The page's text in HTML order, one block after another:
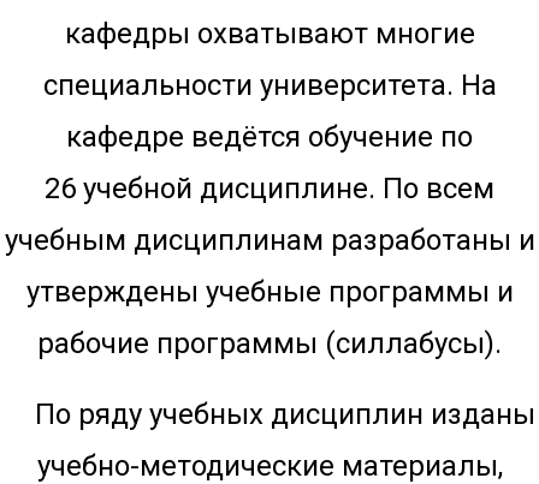
кафедры охватывают многие
специальности университета. На
кафедре ведётся обучение по
26 учебной дисциплине. По всем
учебным дисциплинам разработаны и
утверждены учебные программы и
рабочие программы (силлабусы).
По ряду учебных дисциплин изданы
учебно-методические материалы,